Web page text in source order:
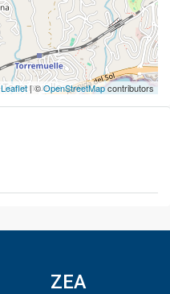
Leaflet| ©OpenStreetMapcontributors
ZEA